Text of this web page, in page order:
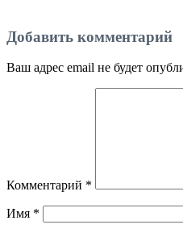
Добавить комментарий
Ваш адрес email не будет
Комментарий *
Имя *